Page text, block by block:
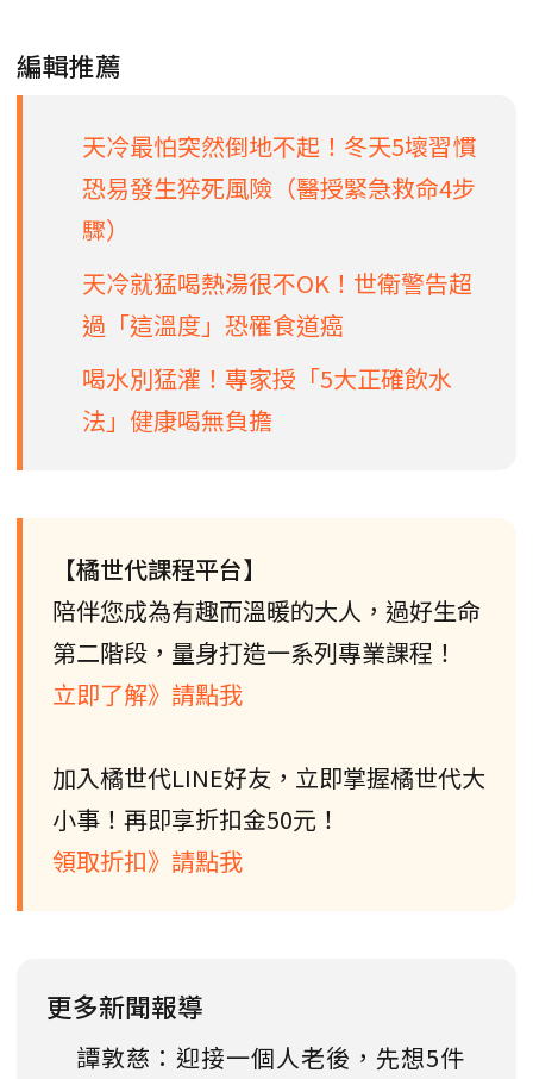
編輯推薦
天冷最怕突然倒地不起！冬天5壞習慣
恐易發生猝死風險（醫授緊急救命4步
驟）
天冷就猛喝熱湯很不OK！世衛警告超
過「這溫度」恐罹食道癌
喝水別猛灌！專家授「5大正確飲水
法」健康喝無負擔
【橘世代課程平台】
陪伴您成為有趣而溫暖的大人，過好生命
第二階段，量身打造一系列專業課程！
立即了解》請點我
加入橘世代LINE好友，立即掌握橘世代大
小事！再即享折扣金50元！
領取折扣》請點我
更多新聞報導
譚敦慈：迎接一個人老後，先想5件